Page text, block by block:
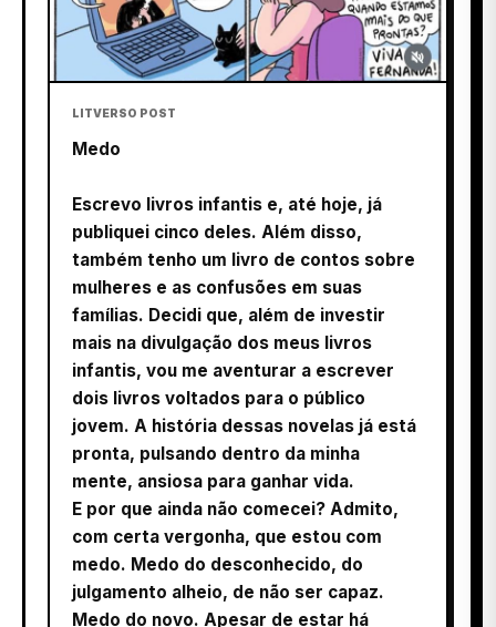
LITVERSO POST
Medo
Escrevo livros infantis e, até hoje, já
publiquei cinco deles. Além disso,
também tenho um livro de contos sobre
mulheres e as confusões em suas
famílias. Decidi que, além de investir
mais na divulgação dos meus livros
infantis, vou me aventurar a escrever
dois livros voltados para o público
jovem. A história dessas novelas já está
pronta, pulsando dentro da minha
mente, ansiosa para ganhar vida.
E por que ainda não comecei? Admito,
com certa vergonha, que estou com
medo. Medo do desconhecido, do
julgamento alheio, de não ser capaz.
Medo do novo. Apesar de estar há